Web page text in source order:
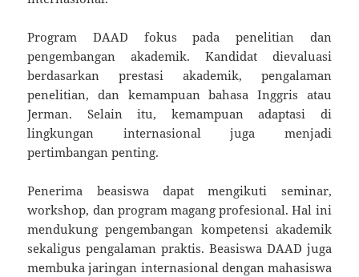
Program DAAD fokus pada penelitian dan
pengembangan akademik. Kandidat dievaluasi
berdasarkan prestasi akademik, pengalaman
penelitian, dan kemampuan bahasa Inggris atau
Jerman. Selain itu, kemampuan adaptasi di
lingkungan internasional juga menjadi
pertimbangan penting.
Penerima beasiswa dapat mengikuti seminar,
workshop, dan program magang profesional. Hal ini
mendukung pengembangan kompetensi akademik
sekaligus pengalaman praktis. Beasiswa DAAD juga
membuka jaringan internasional dengan mahasiswa